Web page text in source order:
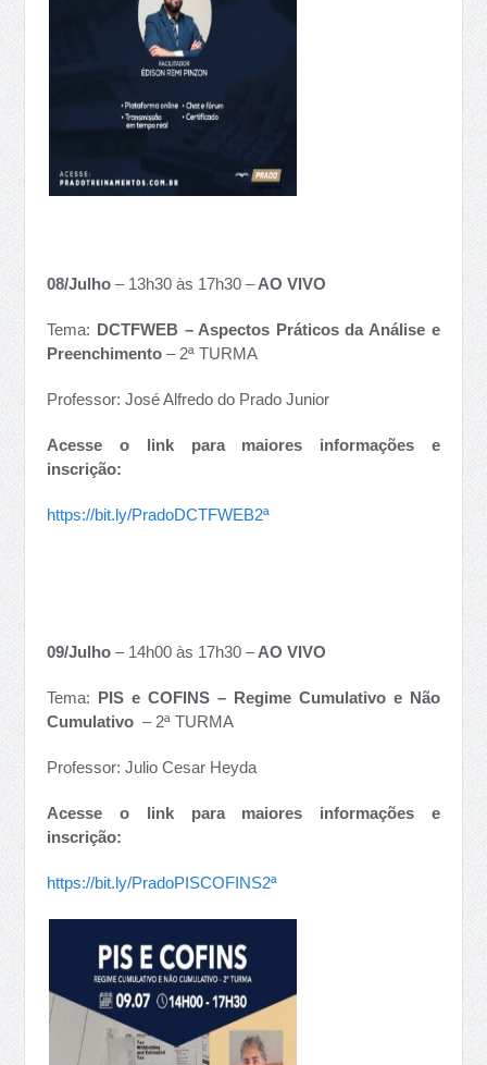
08/Julho– 13h30 às 17h30 –AO VIVO
Tema: DCTFWEB – Aspectos Práticos da Análise e
Preenchimento– 2ª TURMA
Professor: José Alfredo do Prado Junior
Acesse o link para maiores informações e
inscrição:
https://bit.ly/PradoDCTFWEB2ª
09/Julho– 14h00 às 17h30 –AO VIVO
Tema: PIS e COFINS – Regime Cumulativo e Não
Cumulativo– 2ª TURMA
Professor: Julio Cesar Heyda
Acesse o link para maiores informações e
inscrição:
https://bit.ly/PradoPISCOFINS2ª